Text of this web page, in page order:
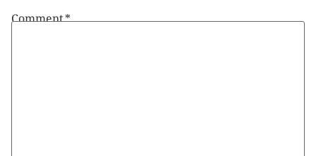
Comment*